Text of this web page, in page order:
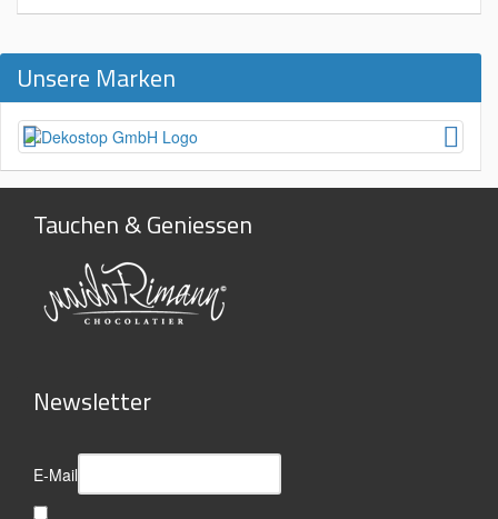
Unsere Marken
Tauchen & Geniessen
Newsletter
E-Mail